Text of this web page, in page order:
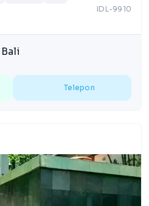
IDL-9910
Telepon